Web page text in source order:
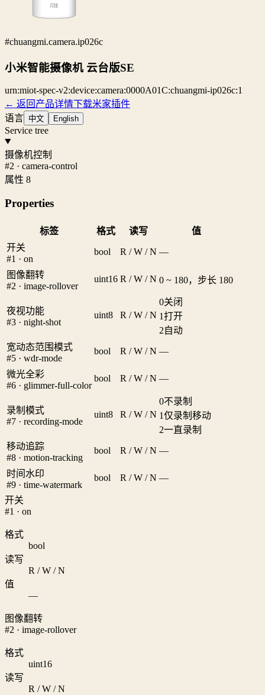
#chuangmi.camera.ip026c
小米智能摄像机 云台版SE
urn:miot-spec-v2:device:camera:0000A01C:chuangmi-ip026c:1
← 返回产品详情下载米家插件
语言 中文 English
Service tree
摄像机控制
#2 · camera-control
属性 8
Properties
标签 格式 读写
值
开关
#1 · on
bool R / W / N —
图像翻转
#2 · image-rollover
uint16 R / W / N 0 ~ 180，步长 180
夜视功能
#3 · night-shot
uint8 R / W / N
0关闭
1打开
2自动
宽动态范围模式
#5 · wdr-mode
bool R / W / N —
微光全彩
#6 · glimmer-full-color
bool R / W / N —
录制模式
#7 · recording-mode
uint8 R / W / N
0不录制
1仅录制移动
2一直录制
移动追踪
#8 · motion-tracking
bool R / W / N —
时间水印
#9 · time-watermark
bool R / W / N —
开关
#1 · on
格式
bool
读写
R / W / N
值
—
图像翻转
#2 · image-rollover
格式
uint16
读写
R / W / N